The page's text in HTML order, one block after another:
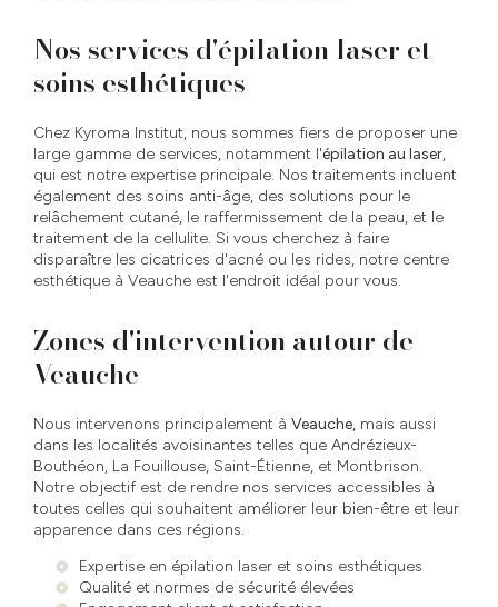
Nos services d'épilation laser et
soins esthétiques
Chez Kyroma Institut, nous sommes fiers de proposer une
large gamme de services, notamment l'épilation au laser,
qui est notre expertise principale. Nos traitements incluent
également des soins anti-âge, des solutions pour le
relâchement cutané, le raffermissement de la peau, et le
traitement de la cellulite. Si vous cherchez à faire
disparaître les cicatrices d'acné ou les rides, notre centre
esthétique à Veauche est l'endroit idéal pour vous.
Zones d'intervention autour de
Veauche
Nous intervenons principalement à Veauche, mais aussi
dans les localités avoisinantes telles que Andrézieux-
Bouthéon, La Fouillouse, Saint-Étienne, et Montbrison.
Notre objectif est de rendre nos services accessibles à
toutes celles qui souhaitent améliorer leur bien-être et leur
apparence dans ces régions.
Expertise en épilation laser et soins esthétiques
Qualité et normes de sécurité élevées